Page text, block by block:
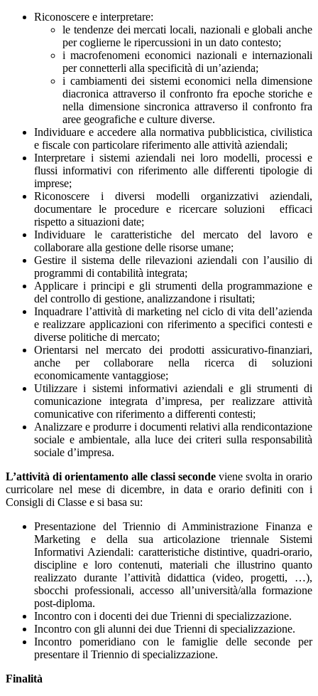
Riconoscere e interpretare:
le tendenze dei mercati locali, nazionali e globali anche
per coglierne le ripercussioni in un dato contesto;
i macrofenomeni economici nazionali e internazionali
per connetterli alla specificità di un’azienda;
i cambiamenti dei sistemi economici nella dimensione
diacronica attraverso il confronto fra epoche storiche e
nella dimensione sincronica attraverso il confronto fra
aree geografiche e culture diverse.
Individuare e accedere alla normativa pubblicistica, civilistica
e fiscale con particolare riferimento alle attività aziendali;
Interpretare i sistemi aziendali nei loro modelli, processi e
flussi informativi con riferimento alle differenti tipologie di
imprese;
Riconoscere i diversi modelli organizzativi aziendali,
documentare le procedure e ricercare soluzioni efficaci
rispetto a situazioni date;
Individuare le caratteristiche del mercato del lavoro e
collaborare alla gestione delle risorse umane;
Gestire il sistema delle rilevazioni aziendali con l’ausilio di
programmi di contabilità integrata;
Applicare i principi e gli strumenti della programmazione e
del controllo di gestione, analizzandone i risultati;
Inquadrare l’attività di marketing nel ciclo di vita dell’azienda
e realizzare applicazioni con riferimento a specifici contesti e
diverse politiche di mercato;
Orientarsi nel mercato dei prodotti assicurativo-finanziari,
anche per collaborare nella ricerca di soluzioni
economicamente vantaggiose;
Utilizzare i sistemi informativi aziendali e gli strumenti di
comunicazione integrata d’impresa, per realizzare attività
comunicative con riferimento a differenti contesti;
Analizzare e produrre i documenti relativi alla rendicontazione
sociale e ambientale, alla luce dei criteri sulla responsabilità
sociale d’impresa.
L’attività di orientamento alle classi seconde viene svolta in orario
curricolare nel mese di dicembre, in data e orario definiti con i
Consigli di Classe e si basa su:
Presentazione del Triennio di Amministrazione Finanza e
Marketing e della sua articolazione triennale Sistemi
Informativi Aziendali: caratteristiche distintive, quadri-orario,
discipline e loro contenuti, materiali che illustrino quanto
realizzato durante l’attività didattica (video, progetti, …),
sbocchi professionali, accesso all’università/alla formazione
post-diploma.
Incontro con i docenti dei due Trienni di specializzazione.
Incontro con gli alunni dei due Trienni di specializzazione.
Incontro pomeridiano con le famiglie delle seconde per
presentare il Triennio di specializzazione.
Finalità